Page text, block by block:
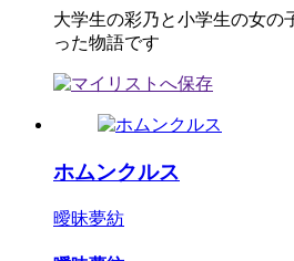
大学生の彩乃と小学生の女の
った物語です
ホムンクルス
曖昧夢紡